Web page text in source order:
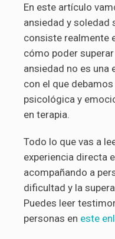
En este artículo
ansiedad y soledad
consiste realmente
cómo poder
ansiedad no es una
con el que
psicológica y
en terapia.
Todo lo que vas a
experiencia directa
acompañando a
dificultad y la
Puedes leer
personas en este